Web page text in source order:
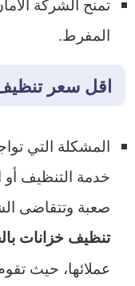
المفرط.
اقل سعر
المشكلة التي
خدمة التنظيف أو
صعبة وتتقاضى
تنظيف خزانات
عملائها، حيث